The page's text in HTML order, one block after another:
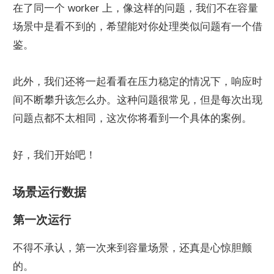
在了同一个 worker 上，像这样的问题，我们不在容量
场景中是看不到的，希望能对你处理类似问题有一个借
鉴。
此外，我们还将一起看看在压力稳定的情况下，响应时
间不断攀升该怎么办。这种问题很常见，但是每次出现
问题点都不太相同，这次你将看到一个具体的案例。
好，我们开始吧！
场景运行数据
第一次运行
不得不承认，第一次来到容量场景，还真是心惊胆颤
的。